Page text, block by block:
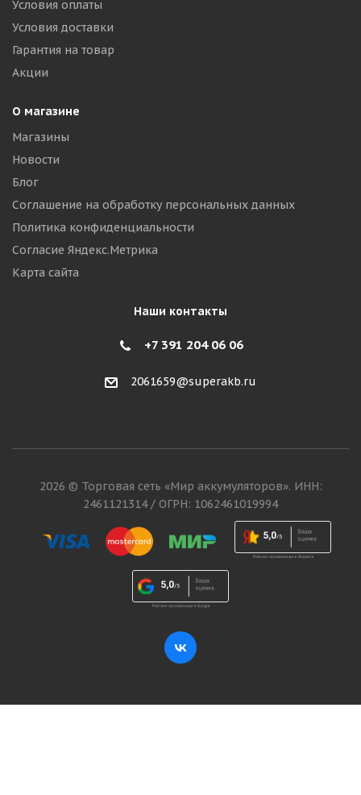
Условия оплаты
Условия доставки
Гарантия на товар
Акции
О магазине
Магазины
Новости
Блог
Соглашение на обработку персональных данных
Политика конфиденциальности
Согласие Яндекс.Метрика
Карта сайта
Наши контакты
+7 391 204 06 06
2061659@superakb.ru
2026 © Торговая сеть «Мир аккумуляторов». ИНН:
2461121314 / ОГРН: 1062461019994